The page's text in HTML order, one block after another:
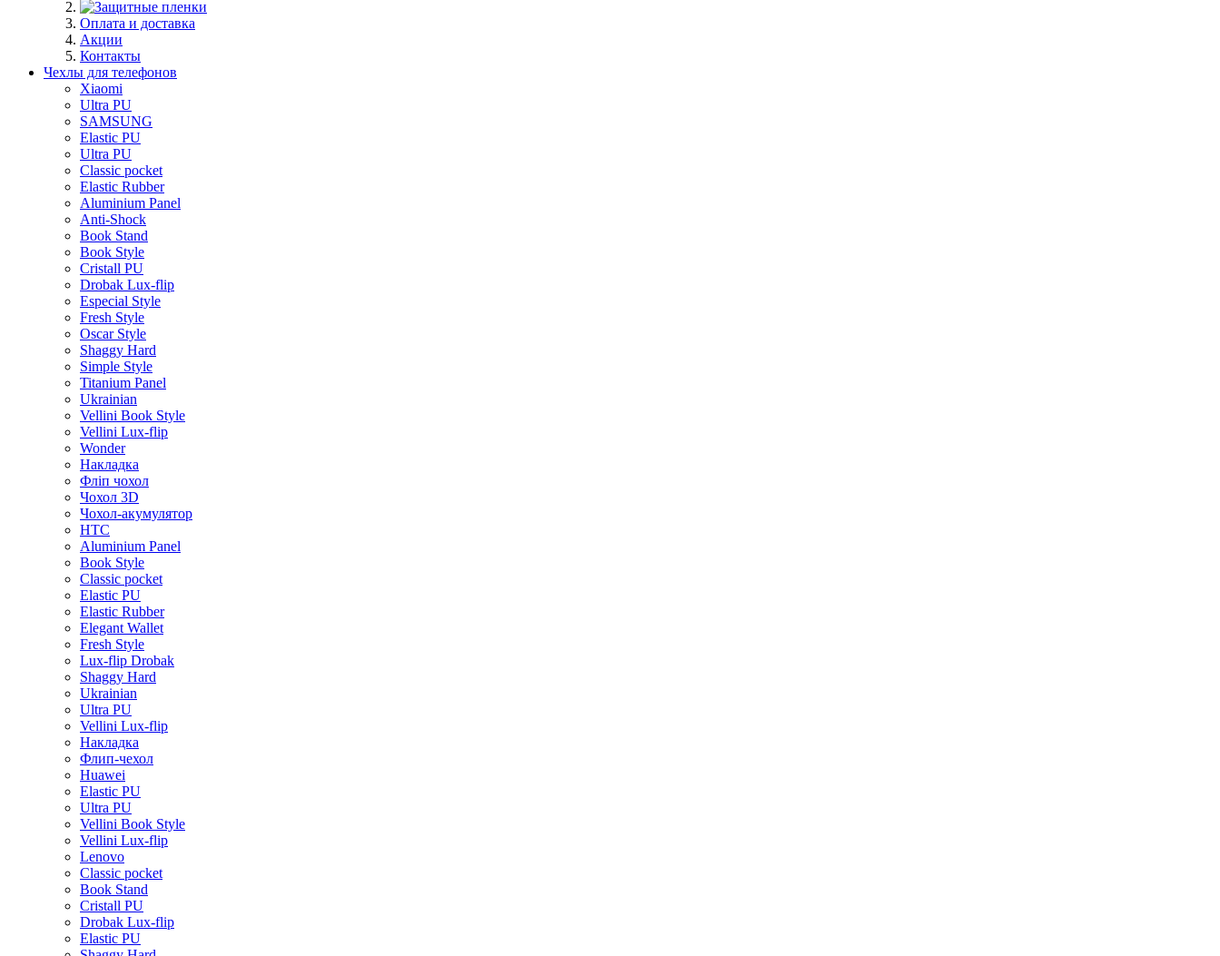
Оплата и доставка
Акции
Контакты
Чехлы для телефонов
Xiaomi
Ultra PU
SAMSUNG
Elastic PU
Ultra PU
Classic pocket
Elastic Rubber
Aluminium Panel
Anti-Shock
Book Stand
Book Style
Cristall PU
Drobak Lux-flip
Especial Style
Fresh Style
Oscar Style
Shaggy Hard
Simple Style
Titanium Panel
Ukrainian
Vellini Book Style
Vellini Lux-flip
Wonder
Накладка
Фліп чохол
Чохол 3D
Чохол-акумулятор
HTC
Aluminium Panel
Book Style
Classic pocket
Elastic PU
Elastic Rubber
Elegant Wallet
Fresh Style
Lux-flip Drobak
Shaggy Hard
Ukrainian
Ultra PU
Vellini Lux-flip
Накладка
Флип-чехол
Huawei
Elastic PU
Ultra PU
Vellini Book Style
Vellini Lux-flip
Lenovo
Classic pocket
Book Stand
Cristall PU
Drobak Lux-flip
Elastic PU